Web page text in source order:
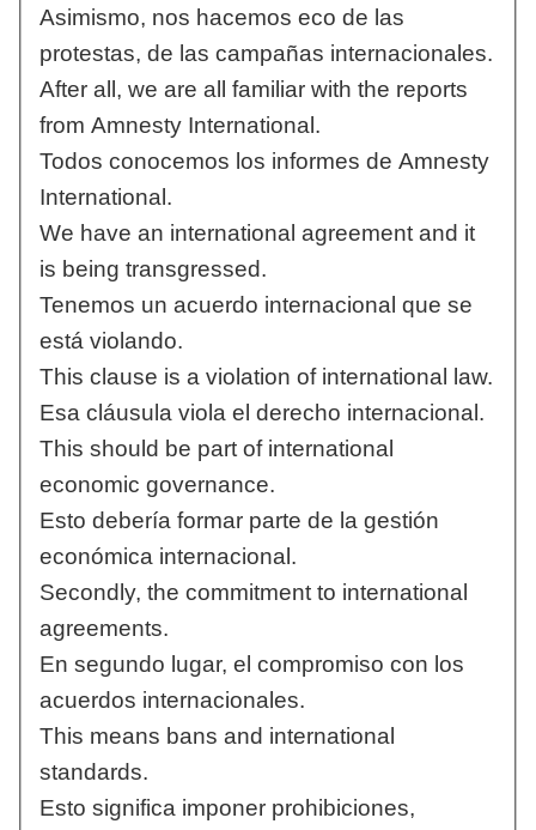
Asimismo, nos hacemos eco de las
protestas, de las campañas internacionales.
After all, we are all familiar with the reports
from Amnesty International.
Todos conocemos los informes de Amnesty
International.
We have an international agreement and it
is being transgressed.
Tenemos un acuerdo internacional que se
está violando.
This clause is a violation of international law.
Esa cláusula viola el derecho internacional.
This should be part of international
economic governance.
Esto debería formar parte de la gestión
económica internacional.
Secondly, the commitment to international
agreements.
En segundo lugar, el compromiso con los
acuerdos internacionales.
This means bans and international
standards.
Esto significa imponer prohibiciones,